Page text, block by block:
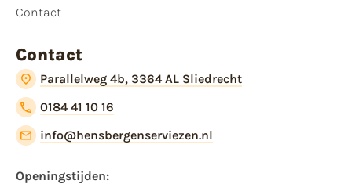
Contact
Contact
Parallelweg 4b, 3364 AL Sliedrecht
0184 41 10 16
info@hensbergenserviezen.nl
Openingstijden: